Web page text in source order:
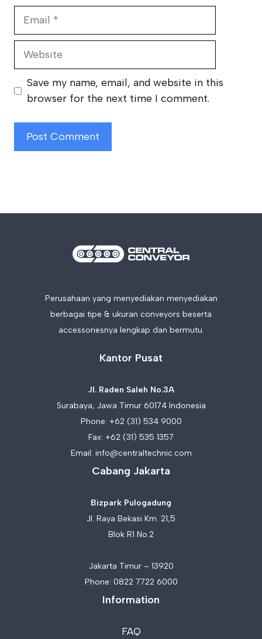
Website
Save my name, email, and website in this
browser for the next time I comment.
Perusahaan yang menyediakan menyediakan
berbagai tipe & ukuran conveyors beserta
accessoriesnya lengkap dan bermutu.
Kantor Pusat
Jl. Raden Saleh No.3A
Surabaya, Jawa Timur 60174 Indonesia
Phone: +62 (31) 534 9000
Fax: +62 (31) 535 1357
Email: info@centraltechnic.com
Cabang Jakarta
Bizpark Pulogadung
Jl. Raya Bekasi Km. 21,5
Blok R1 No.2
Jakarta Timur – 13920
Phone: 0822 7722 6000
Information
FAQ